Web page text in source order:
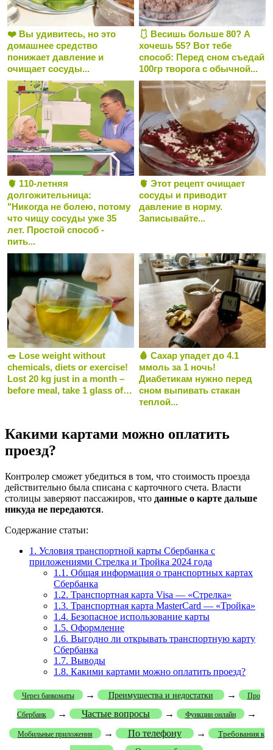
❤️ Вы удивитесь, но это
домашнее средство
понижает давление и
очищает сосуды...
🩱 Весишь больше 80? А
хочешь 55? Вот тебе
способ: Перед сном съедай
100гр творога с обычной...
🫀 110-летняя
долгожительница:
"Никогда не болею, потому
что чищу сосуды уже 35
лет. Простой способ -
пить...
🫀 Этот рецепт очищает
сосуды и приводит
давление в норму.
Записывайте...
🥗 Lose weight without
chemicals, diets or exercise!
Lost 20 kg just in a month –
before meal, take 1 glass of…
🩸 Сахар упадет до 4.1
ммоль за 1 ночь!
Диабетикам нужно перед
сном выпивать стакан
теплой...
Какими картами можно оплатить
проезд?
Контролер сможет убедиться в том, что стоимость проезда
действительно была списана с карточного счета. Власти
столицы заверяют пассажиров, что данные о карте дальше
никуда не передаются.
Содержание статьи:
1. Условия транспортной карты Сбербанка с
приложениями Стрелка и Тройка 2024 года
1.1. Общая информация о транспортных картах
Сбербанка
1.2. Транспортная карта Visa — «Стрелка»
1.3. Транспортная карта MasterCard — «Тройка»
1.4. Безопасное использование карты
1.5. Оформление
1.6. Выгодно ли открывать транспортную карту
Сбербанка
1.7. Выводы
1.8. Какими картами можно оплатить проезд?
Через банкоматы → Преимущества и недостатки → Про
Сбербанк → Частые вопросы → Функции онлайн →
Мобильные приложения → По телефону →
Требования к